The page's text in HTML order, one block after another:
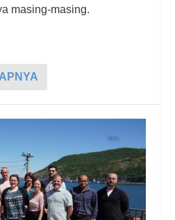
masing-masing.